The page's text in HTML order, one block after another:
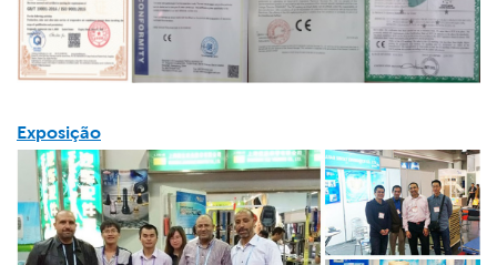
Exposição